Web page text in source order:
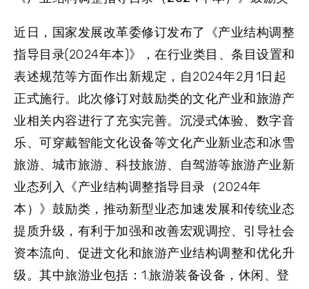
近日，国家发展改革委修订发布了《产业结构调整
指导目录(2024年本)》，在行业类目、条目设置和
表述规范等方面作出新规定，自2024年2月1日起
正式施行。此次修订对鼓励类的文化产业和旅游产
业相关内容进行了充实完善。沉浸式体验、数字音
乐、可穿戴智能文化设备等文化产业新业态和冰雪
旅游、城市旅游、科技旅游、自驾游等旅游产业新
业态列入《产业结构调整指导目录（2024年
本）》鼓励类，推动新型业态加速发展和传统业态
提质升级，有利于加强和改善宏观调控、引导社会
资本流向、促进文化和旅游产业结构调整和优化升
级。其中旅游业包括：1.旅游装备设备，休闲、登